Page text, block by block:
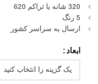
320 شانه با تراکم 620
5 رنگ
ارسال به سراسر کشور
ابعاد